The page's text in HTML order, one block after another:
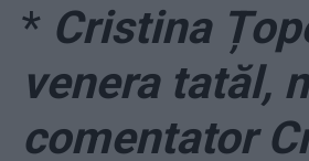
* Cristina
venera tatăl,
comentator